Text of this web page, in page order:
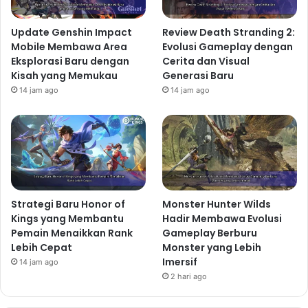
yang tersebar di seluruh dunia game, semuanya
menciptakan pengalaman visual yang kaya dan
mendalam. Animasi yang halus dan responsif juga
menambah kualitas visual keseluruhan game,
membuat setiap interaksi dengan lingkungan terasa
nyata dan memuaskan.
Musik dan Efek Suara yang
Menawan
Musik dan efek suara dalam Samorost 3 sangat
penting dalam menciptakan suasana yang mendalam
dan atmosferik. Musiknya yang unik dan menawan,
dengan sentuhan etnis dan instrumental, berhasil
menciptakan emosi yang tepat untuk setiap lokasi dan
momen dalam game. Efek suara juga dirancang
dengan cermat, menambah realisme dan kedalaman
pada dunia game. Kombinasi musik dan efek suara
yang harmonis ini merupakan bagian integral dari
Update Genshin Impact
Mobile Membawa Area
Eksplorasi Baru dengan
Kisah yang Memukau
14 jam ago
Review Death Stranding 2:
Evolusi Gameplay dengan
Cerita dan Visual
Generasi Baru
14 jam ago
Strategi Baru Honor of
Kings yang Membantu
Pemain Menaikkan Rank
Lebih Cepat
14 jam ago
Monster Hunter Wilds
Hadir Membawa Evolusi
Gameplay Berburu
Monster yang Lebih
Imersif
2 hari ago